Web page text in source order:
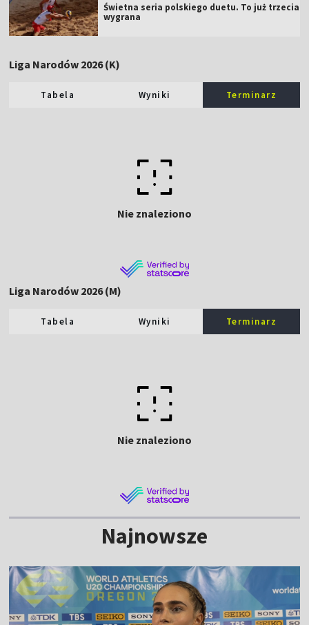
Świetna seria polskiego duetu. To już trzecia
wygrana
Liga Narodów 2026 (K)
Tabela Wyniki Terminarz
Nie znaleziono
Liga Narodów 2026 (M)
Tabela Wyniki Terminarz
Nie znaleziono
Najnowsze